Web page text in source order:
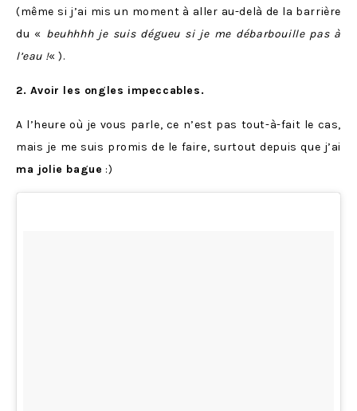
(même si j’ai mis un moment à aller au-delà de la barrière
du « beuhhhh je suis dégueu si je me débarbouille pas à
l’eau !« ).
2. Avoir les ongles impeccables.
A l’heure où je vous parle, ce n’est pas tout-à-fait le cas,
mais je me suis promis de le faire, surtout depuis que j’ai
ma jolie bague :)